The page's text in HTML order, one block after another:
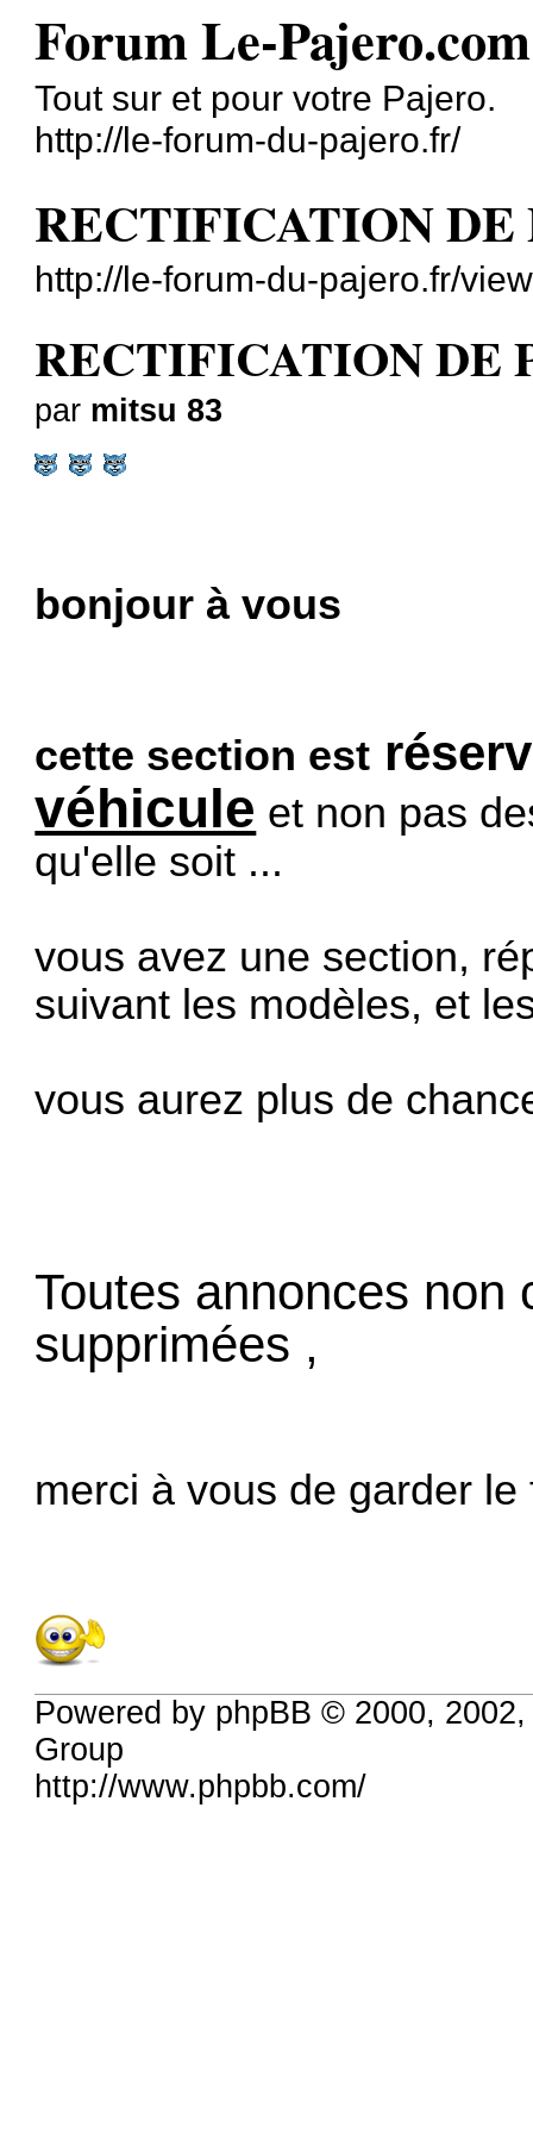
Forum Le-Pajero.com
Tout sur et pour votre Pajero.
http://le-forum-du-pajero.fr/
RECTIFICATION DE
http://le-forum-du-pajero.fr/
RECTIFICATION DE
par mitsu 83
bonjour à vous
cette section est
véhicule et non pas
qu'elle soit ...
vous avez une section,
suivant les modèles, et
vous aurez plus de
Toutes annonces non
supprimées ,
merci à vous de garder
Powered by phpBB © 2000,
Group
http://www.phpbb.com/